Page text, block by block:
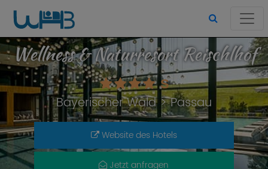
Wellness & Naturresort Reischlhof
S
Bayerischer Wald>Passau
Website des Hotels
Jetzt anfragen